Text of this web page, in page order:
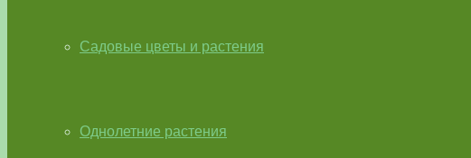
Садовые цветы и растения
Однолетние растения